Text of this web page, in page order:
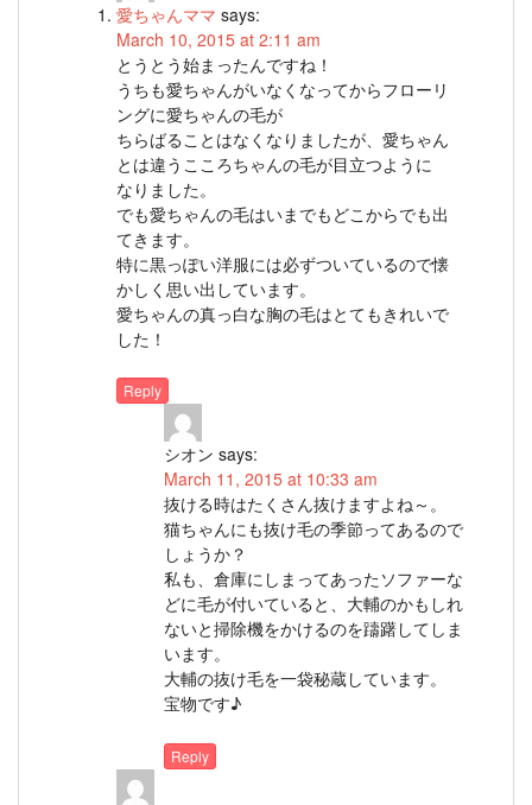
愛ちゃんママ says:
March 10, 2015 at 2:11 am
とうとう始まったんですね！
うちも愛ちゃんがいなくなってからフローリ
ングに愛ちゃんの毛が
ちらばることはなくなりましたが、愛ちゃん
とは違うこころちゃんの毛が目立つように
なりました。
でも愛ちゃんの毛はいまでもどこからでも出
てきます。
特に黒っぽい洋服には必ずついているので懐
かしく思い出しています。
愛ちゃんの真っ白な胸の毛はとてもきれいで
した！
Reply
シオン says:
March 11, 2015 at 10:33 am
抜ける時はたくさん抜けますよね～。
猫ちゃんにも抜け毛の季節ってあるので
しょうか？
私も、倉庫にしまってあったソファーな
どに毛が付いていると、大輔のかもしれ
ないと掃除機をかけるのを躊躇してしま
います。
大輔の抜け毛を一袋秘蔵しています。
宝物です♪
Reply